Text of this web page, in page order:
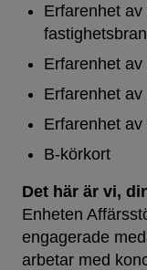
Erfarenhet
Erfarenhet
Erfarenhet
Erfarenhet
B-körkort
Det här är vi,
Enheten
engagerade
arbetar med